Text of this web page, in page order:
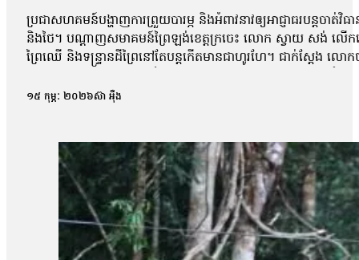
ប្រជាសហគមន៍បង្ហាញការព្រួយបារម្ភ និងអំពាវនាវឲ្យអាជ្ញាធរបន្តចាត់វិ
និងថៃ។ បណ្ដាញសមាគមន៍ព្រៃឡង់ខេត្តក្រចេះ លោក ស្វាយ សង់ លើកឡ
ព្រៃឈើ និងទន្ទ្រានដីព្រៃនៅតែបន្តកើតមានជាហូរហែ។ ជាក់ស្ដែង ល
នៅ។ និយាយរួមវាលួចលាក់ធ្វើ»។ លោកសង់ បន្ថែមថា៖ «និយាយរួមទៅថ
៩ម៉ឺនហិកតា បានរងការបំផ្លិចបំផ្លាញ នេះបើយោងតាមទិន្នន័យរបស់អង្
២០០០ មក ដែនជម្រកសត្វព្រៃព្រៃឡង់បានបាត់បង់គម្របព្រៃឈើចំនួ
ប្រធានសហគន៏ជនជាតិដើមភាគតិចពូនងនៅភូមិរយ៉លើ ខេត្តមណ្ឌលគិ
ឲ្យអាជ្ញាធរពាក់ព័ន្ធចូលរួមការពារ និងទប់ស្កាត់បទល្មើសទាំងនោ
«ព្រួយបារម្ភរឿងមួយគឺអ្នកក្រៅគេមកកាប់ទន្ទ្រានដីព្រៃសហគមន៏។ វ
កាលពីថ្ងៃទី០៧ ខែកុម្ភៈ ឆ្នាំ២០២៦ សមត្ថកិច្ចចម្រុះ ខេត្តកំពង់ឆ្ន
១៥ កុម្ភៈ ២០២៦ស៊ា អុឺង